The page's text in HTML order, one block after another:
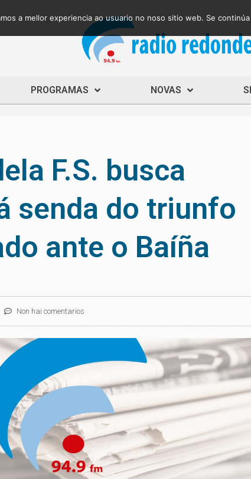
PROGRAMAS NOVAS
F.S. busca
senda do triunfo
ante o Baíña
Non hai comentarios
a mellor experiencia ao usuario no noso sitio web. Se